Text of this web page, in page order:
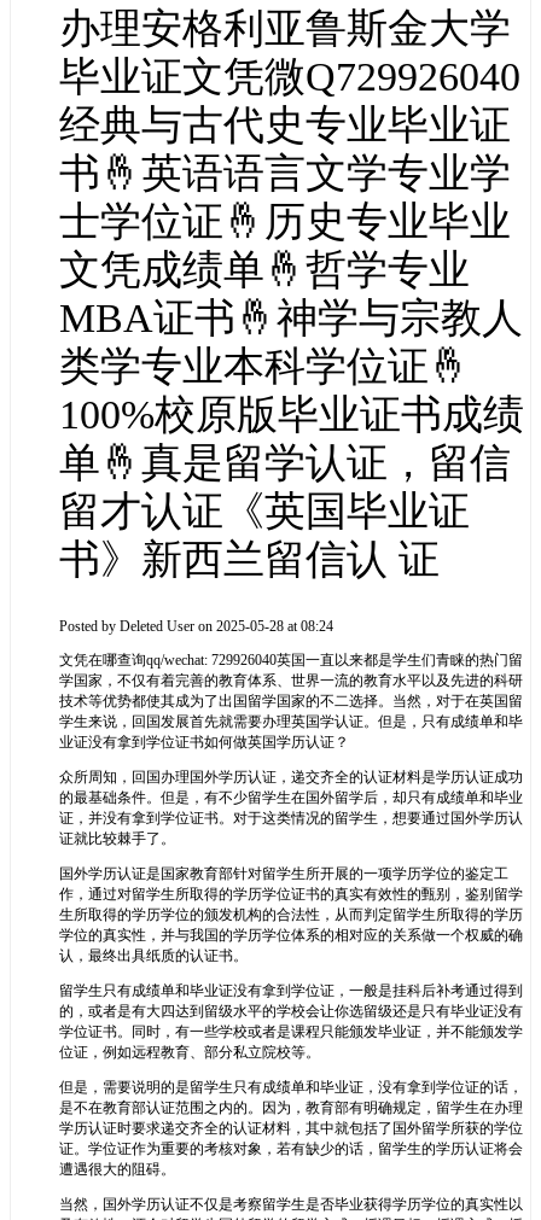
办理安格利亚鲁斯金大学
毕业证文凭微Q729926040
经典与古代史专业毕业证
书🤞英语语言文学专业学
士学位证🤞历史专业毕业
文凭成绩单🤞哲学专业
MBA证书🤞神学与宗教人
类学专业本科学位证🤞
100%校原版毕业证书成绩
单🤞真是留学认证，留信
留才认证《英国毕业证
书》新西兰留信认 证
Posted by Deleted User on 2025-05-28 at 08:24
文凭在哪查询qq/wechat: 729926040英国一直以来都是学生们青睐的热门留
学国家，不仅有着完善的教育体系、世界一流的教育水平以及先进的科研
技术等优势都使其成为了出国留学国家的不二选择。当然，对于在英国留
学生来说，回国发展首先就需要办理英国学认证。但是，只有成绩单和毕
业证没有拿到学位证书如何做英国学历认证？
众所周知，回国办理国外学历认证，递交齐全的认证材料是学历认证成功
的最基础条件。但是，有不少留学生在国外留学后，却只有成绩单和毕业
证，并没有拿到学位证书。对于这类情况的留学生，想要通过国外学历认
证就比较棘手了。
国外学历认证是国家教育部针对留学生所开展的一项学历学位的鉴定工
作，通过对留学生所取得的学历学位证书的真实有效性的甄别，鉴别留学
生所取得的学历学位的颁发机构的合法性，从而判定留学生所取得的学历
学位的真实性，并与我国的学历学位体系的相对应的关系做一个权威的确
认，最终出具纸质的认证书。
留学生只有成绩单和毕业证没有拿到学位证，一般是挂科后补考通过得到
的，或者是有大四达到留级水平的学校会让你选留级还是只有毕业证没有
学位证书。同时，有一些学校或者是课程只能颁发毕业证，并不能颁发学
位证，例如远程教育、部分私立院校等。
但是，需要说明的是留学生只有成绩单和毕业证，没有拿到学位证的话，
是不在教育部认证范围之内的。因为，教育部有明确规定，留学生在办理
学历认证时要求递交齐全的认证材料，其中就包括了国外留学所获的学位
证。学位证作为重要的考核对象，若有缺少的话，留学生的学历认证将会
遭遇很大的阻碍。
当然，国外学历认证不仅是考察留学生是否毕业获得学历学位的真实性以